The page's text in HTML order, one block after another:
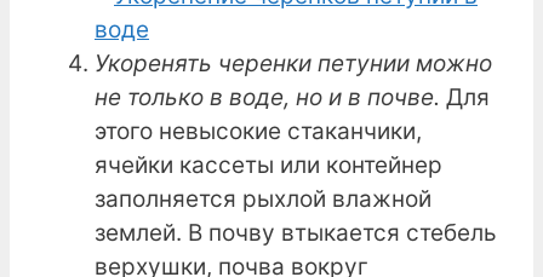
Укоренять черенки петунии можно
не только в воде, но и в почве. Для
этого невысокие стаканчики,
ячейки кассеты или контейнер
заполняется рыхлой влажной
землей. В почву втыкается стебель
верхушки, почва вокруг